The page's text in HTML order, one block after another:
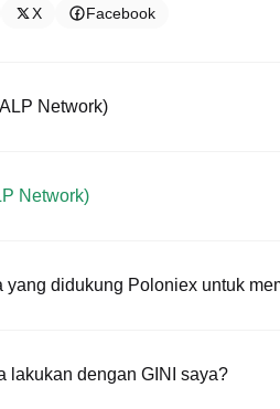
X Facebook
Network)
likuiditas tinggi, dan berbagai
mata uang kripto, termasuk GINI,
KYC.
mata uang fiat dan mata uang kripto.
Network)
berkualitas tinggi.
yang didukung Poloniex untuk
Visa dan Mastercard) untuk membeli
USDT dari pengguna lain yang
lakukan dengan GINI saya?